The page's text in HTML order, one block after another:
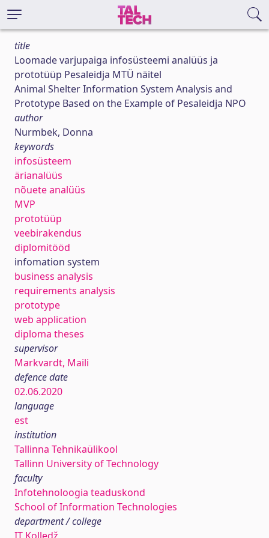
title
Loomade varjupaiga infosüsteemi analüüs ja
prototüüp Pesaleidja MTÜ näitel
Animal Shelter Information System Analysis and
Prototype Based on the Example of Pesaleidja NPO
author
Nurmbek, Donna
keywords
infosüsteem
ärianalüüs
nõuete analüüs
MVP
prototüüp
veebirakendus
diplomitööd
infomation system
business analysis
requirements analysis
prototype
web application
diploma theses
supervisor
Markvardt, Maili
defence date
02.06.2020
language
est
institution
Tallinna Tehnikaülikool
Tallinn University of Technology
faculty
Infotehnoloogia teaduskond
School of Information Technologies
department / college